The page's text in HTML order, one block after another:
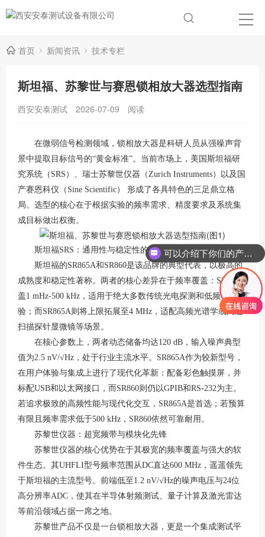
首页 新闻资讯 技术专栏
斯坦福、苏黎世与赛恩锁相放大器选型指南
西安安泰测试 2026-07-09 阅读
在微弱信号检测领域，锁相放大器是科研人员从强噪声背
景中提取目标信号的“黄金标准”。当前市场上，美国斯坦福研
究系统（SRS）、瑞士苏黎世仪器（Zurich Instruments）以及国
产赛恩科仪（Sine Scientific） 形成了各具特色的三足鼎立格
局。选型的核心在于根据实验的频率需求、精度要求及系统集
成目标做出权衡。
斯坦福SRS：通用性与稳定性的标杆
斯坦福的SR865A和SR860是该品牌的典型代表，以极高的
成熟度和稳定性著称。两者的核心差异在于频率覆盖：SR860覆
盖1 mHz-500 kHz，适用于绝大多数传统光电探测和低频调制实
验；而SR865A则将上限拓展至4 MHz，适配高频光谱学或高速
扫描探针显微镜等场景。
在核心参数上，两者动态储备均达120 dB，输入噪声典型
值为2.5 nV/√Hz，处于行业主流水平。 SR865A作为较新型号，
在用户体验与集成上进行了现代化革新：配备彩色触摸屏，并
标配USB和以太网接口，而SR860则仍以GPIB和RS-232为主。
若追求极致的高频性能与现代化交互， SR865A是首选；若预算
有限且频率需求低于500 kHz，SR860依然可靠耐用。
苏黎世仪器：超宽频带与模块化先锋
苏黎世仪器的核心优势在于其极宽的频率覆盖与强大的软
件生态。其UHFLI型号频率范围从DC直达600 MHz，遥遥领先
于斯坦福的主流型号。前端低至 1.2 nV/√Hz的噪声电压与24位
高分辨率ADC，使其在半导体射频测试、量子计算及激光雷达
等前沿领域占据一席之地。
苏黎世产品不仅是一台锁相放大器，更是一个集成测试平
可以介绍下你们的产品么？